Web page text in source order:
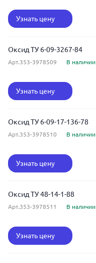
Узнать цену
Оксид ТУ 6-09-3267-84
Арт.353-3978509 В наличии
Узнать цену
Оксид ТУ 6-09-17-136-78
Арт.353-3978510 В наличии
Узнать цену
Оксид ТУ 48-14-1-88
Арт.353-3978511 В наличии
Узнать цену